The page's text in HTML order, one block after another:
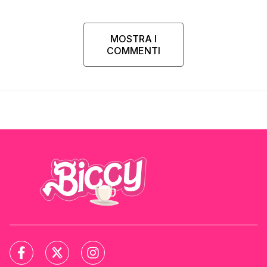
MOSTRA I
COMMENTI